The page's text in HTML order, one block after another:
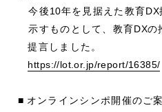
今後10年を見据えた教育DX
示すものとして、教育DXの
提言しました。
https://lot.or.jp/report/16385/
■ オンラインシンポ開催のご